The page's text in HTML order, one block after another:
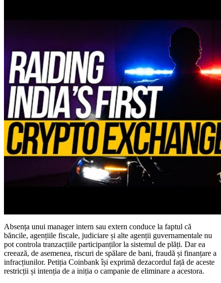
Absența unui manager intern sau extern conduce la faptul că
băncile, agențiile fiscale, judiciare și alte agenții guvernamentale nu
pot controla tranzacțiile participanților la sistemul de plăți. Dar ea
creează, de asemenea, riscuri de spălare de bani, fraudă și finanțare a
infracțiunilor. Petiția Coinbank își exprimă dezacordul față de aceste
restricții și intenția de a iniția o campanie de eliminare a acestora.